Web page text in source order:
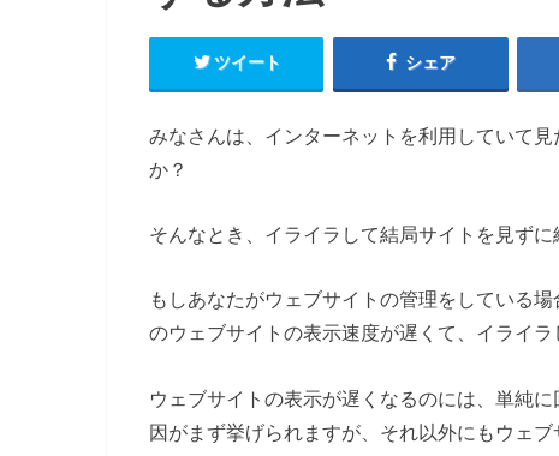
ツイート シェア
みなさんは、インターネットを利用していて
か？
そんなとき、イライラして結局サイトを見ずに
もしあなたがウェブサイトの管理をしている
のウェブサイトの表示速度が遅くて、イライ
ウェブサイトの表示が遅くなるのには、単純
因がまず挙げられますが、それ以外にもウェ